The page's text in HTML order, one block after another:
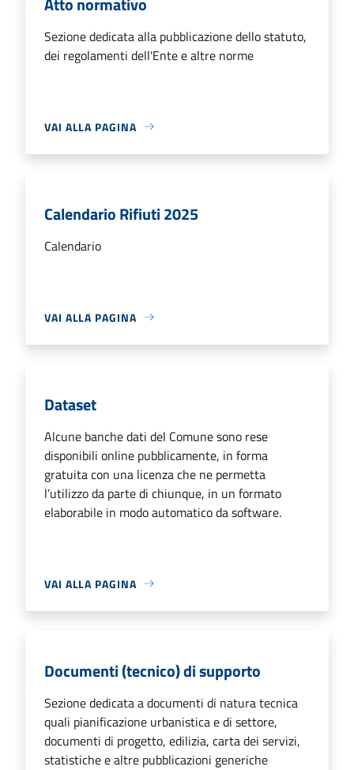
Sezione dedicata alla pubblicazione dello statuto,
dei regolamenti dell'Ente e altre norme
VAI ALLA PAGINA
Calendario Rifiuti 2025
Calendario
VAI ALLA PAGINA
Dataset
Alcune banche dati del Comune sono rese
disponibili online pubblicamente, in forma
gratuita con una licenza che ne permetta
l’utilizzo da parte di chiunque, in un formato
elaborabile in modo automatico da software.
VAI ALLA PAGINA
Documenti (tecnico) di supporto
Sezione dedicata a documenti di natura tecnica
quali pianificazione urbanistica e di settore,
documenti di progetto, edilizia, carta dei servizi,
statistiche e altre pubblicazioni generiche